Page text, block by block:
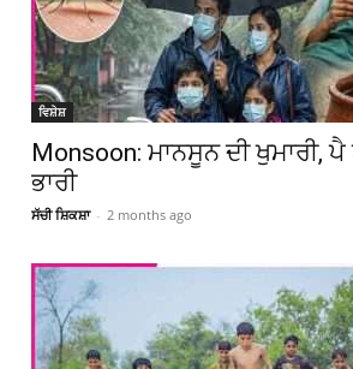
ਵਿਸ਼ੇਸ਼
Monsoon: ਮਾਨਸੂਨ ਦੀ ਖੁਮਾਰੀ, ਪੈ
ਭਾਰੀ
ਸੱਚੀ ਸ਼ਿਕਸ਼ਾ - 2 months ago